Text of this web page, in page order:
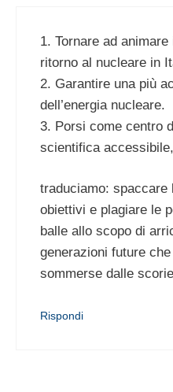
1. Tornare ad
ritorno al nucleare in
2. Garantire una più
dell’energia nucleare.
3. Porsi come centro
scientifica
traduciamo: spaccare
obiettivi e plagiare le
balle allo scopo di
generazioni future
sommerse dalle
Rispondi